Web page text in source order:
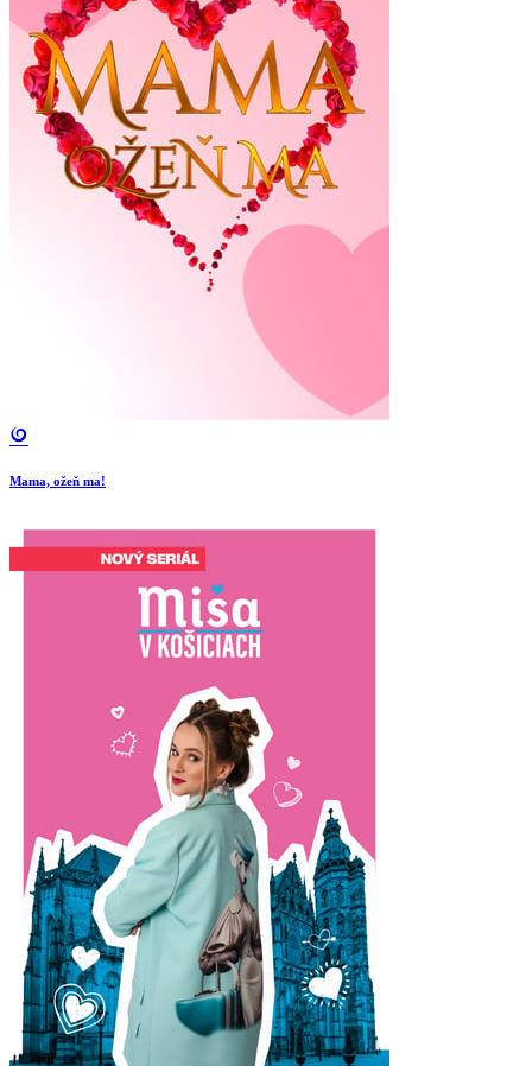
Mama, ožeň ma!